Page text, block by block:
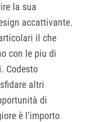
la sua
accattivante.
il che
con le piu di
Codesto
altri
di
è l’importo